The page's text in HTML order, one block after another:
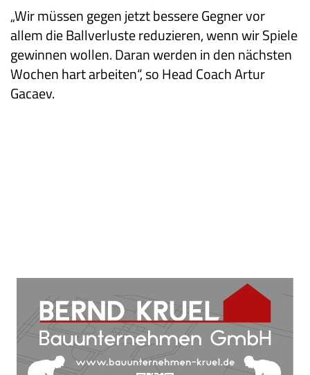
„Wir müssen gegen jetzt bessere Gegner vor
allem die Ballverluste reduzieren, wenn wir Spiele
gewinnen wollen. Daran werden in den nächsten
Wochen hart arbeiten“, so Head Coach Artur
Gacaev.